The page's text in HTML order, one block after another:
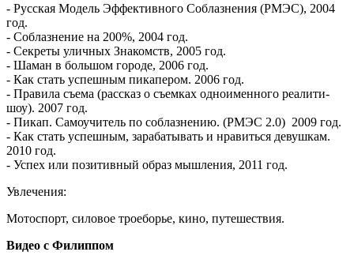
- Русская Модель Эффективного Соблазнения (РМЭС), 2004
год.
- Соблазнение на 200%, 2004 год.
- Секреты уличных Знакомств, 2005 год.
- Шаман в большом городе, 2006 год.
- Как стать успешным пикапером. 2006 год.
- Правила съема (рассказ о съемках одноименного реалити-
шоу). 2007 год.
- Пикап. Самоучитель по соблазнению. (РМЭС 2.0) 2009 год.
- Как стать успешным, зарабатывать и нравиться девушкам.
2010 год.
- Успех или позитивный образ мышления, 2011 год.
Увлечения:
Мотоспорт, силовое троеборье, кино, путешествия.
Видео с Филиппом